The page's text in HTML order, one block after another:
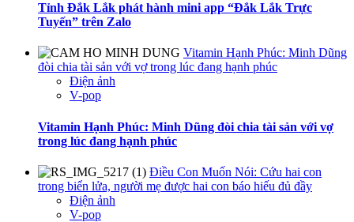
Tỉnh Đắk Lắk phát hành mini app “Đắk Lắk Trực
Tuyến” trên Zalo
Vitamin Hạnh Phúc: Minh Dũng
đòi chia tài sản với vợ trong lúc đang hạnh phúc
Điện ảnh
V-pop
Vitamin Hạnh Phúc: Minh Dũng đòi chia tài sản với vợ
trong lúc đang hạnh phúc
Điều Con Muốn Nói: Cứu hai con
trong biển lửa, người mẹ được hai con báo hiếu đủ đầy
Điện ảnh
V-pop